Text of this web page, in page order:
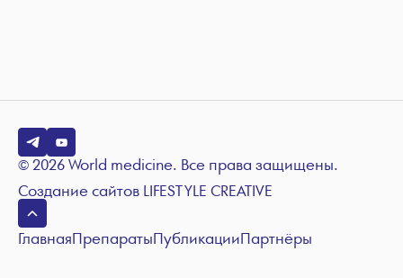
© 2026 World medicine. Все права защищены.
Создание сайтов LIFESTYLE CREATIVE
ГлавнаяПрепаратыПубликацииПартнёры